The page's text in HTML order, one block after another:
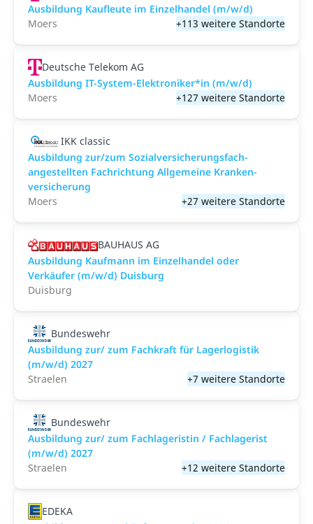
Ausbildung Kaufleute im Einzelhandel (m/w/d)
Moers
+113 weitere Standorte
Deutsche Telekom AG
Ausbildung IT-System-Elektroniker*in (m/w/d)
Moers
+127 weitere Standorte
IKK classic
Aus­bild­ung zur/zum Sozial­versicher­ungs­fach­
angestellten­ Fach­richtung All­gemeine Kranken­
versicher­ung
Moers
+27 weitere Standorte
BAUHAUS AG
Ausbildung Kaufmann im Einzelhandel oder
Verkäufer (m/w/d) Duisburg
Duisburg
Bundeswehr
Ausbildung zur/ zum Fachkraft für Lagerlogistik
(m/w/d) 2027
Straelen
+7 weitere Standorte
Bundeswehr
Ausbildung zur/ zum Fachlageristin / Fachlagerist
(m/w/d) 2027
Straelen
+12 weitere Standorte
EDEKA